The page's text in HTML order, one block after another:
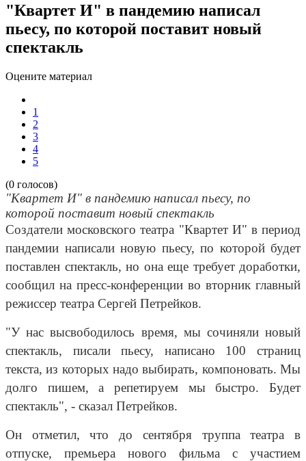
"Квартет И" в пандемию написал
пьесу, по которой поставит новый
спектакль
Оцените материал
1
2
3
4
5
(0 голосов)
"Квартет И" в пандемию написал пьесу, по
которой поставит новый спектакль
Создатели московского театра "Квартет И" в период
пандемии написали новую пьесу, по которой будет
поставлен спектакль, но она еще требует доработки,
сообщил на пресс-конференции во вторник главный
режиссер театра Сергей Петрейков.
"У нас высвободилось время, мы сочиняли новый
спектакль, писали пьесу, написано 100 страниц
текста, из которых надо выбирать, компоновать. Мы
долго пишем, а репетируем мы быстро. Будет
спектакль", - сказал Петрейков.
Он отметил, что до сентября труппа театра в
отпуске, премьера нового фильма с участием